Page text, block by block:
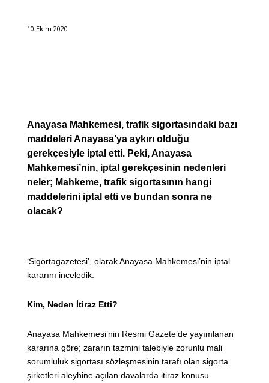
10 Ekim 2020
Anayasa Mahkemesi, trafik sigortasındaki bazı
maddeleri Anayasa’ya aykırı olduğu
gerekçesiyle iptal etti. Peki, Anayasa
Mahkemesi’nin, iptal gerekçesinin nedenleri
neler; Mahkeme, trafik sigortasının hangi
maddelerini iptal etti ve bundan sonra ne
olacak?
‘Sigortagazetesi’, olarak Anayasa Mahkemesi’nin iptal
kararını inceledik.
Kim, Neden İtiraz Etti?
Anayasa Mahkemesi’nin Resmi Gazete’de yayımlanan
kararına göre; zararın tazmini talebiyle zorunlu mali
sorumluluk sigortası sözleşmesinin tarafı olan sigorta
şirketleri aleyhine açılan davalarda itiraz konusu